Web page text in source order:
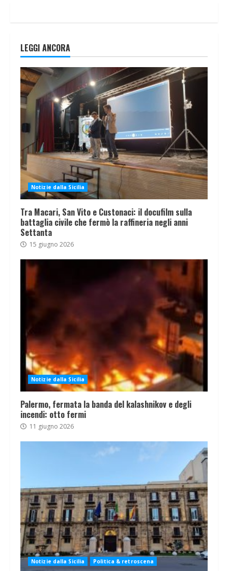
LEGGI ANCORA
Notizie dalla Sicilia
Tra Macari, San Vito e Custonaci: il docufilm sulla
battaglia civile che fermò la raffineria negli anni
Settanta
15 giugno 2026
Notizie dalla Sicilia
Palermo, fermata la banda del kalashnikov e degli
incendi: otto fermi
11 giugno 2026
Notizie dalla Sicilia Politica & retroscena